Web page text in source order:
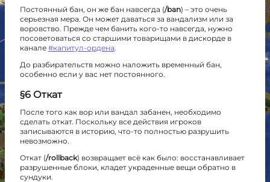
Постоянный бан, он же бан навсегда (/ban) – это очень
серьезная мера. Он может даваться за вандализм или за
воровство. Прежде чем банить кого-то навсегда, нужно
посоветоваться со старшими товарищами в дискорде в
канале #капитул-ордена.
До разбирательств можно наложить временный бан,
особенно если у вас нет постоянного.
§6 Откат
После того как вор или вандал забанен, необходимо
сделать откат. Поскольку все действия игроков
записываются в историю, что-то полностью разрушить
невозможно.
Откат (/rollback) возвращает всё как было: восстанавливает
разрушенные блоки, кладет украденные вещи обратно в
сундуки.